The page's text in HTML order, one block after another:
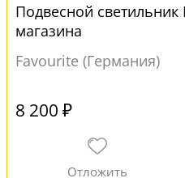
Подвесной светильник
магазина
Favourite (Германия)
8 200 ₽